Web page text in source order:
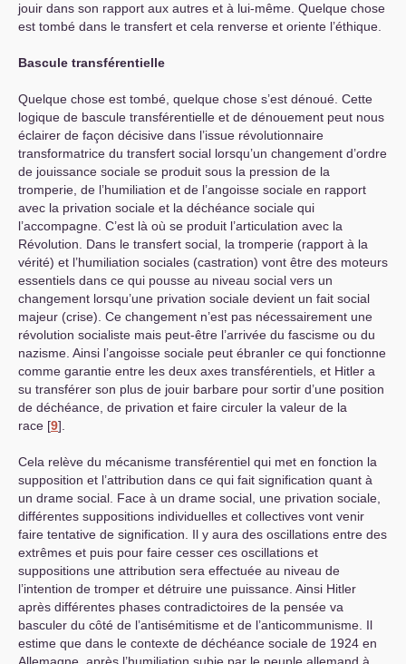
jouir dans son rapport aux autres et à lui-même. Quelque chose
est tombé dans le transfert et cela renverse et oriente l’éthique.
Bascule transférentielle
Quelque chose est tombé, quelque chose s’est dénoué. Cette
logique de bascule transférentielle et de dénouement peut nous
éclairer de façon décisive dans l’issue révolutionnaire
transformatrice du transfert social lorsqu’un changement d’ordre
de jouissance sociale se produit sous la pression de la
tromperie, de l’humiliation et de l’angoisse sociale en rapport
avec la privation sociale et la déchéance sociale qui
l’accompagne. C’est là où se produit l’articulation avec la
Révolution. Dans le transfert social, la tromperie (rapport à la
vérité) et l’humiliation sociales (castration) vont être des moteurs
essentiels dans ce qui pousse au niveau social vers un
changement lorsqu’une privation sociale devient un fait social
majeur (crise). Ce changement n’est pas nécessairement une
révolution socialiste mais peut-être l’arrivée du fascisme ou du
nazisme. Ainsi l’angoisse sociale peut ébranler ce qui fonctionne
comme garantie entre les deux axes transférentiels, et Hitler a
su transférer son plus de jouir barbare pour sortir d’une position
de déchéance, de privation et faire circuler la valeur de la
race [9]
Cela relève du mécanisme transférentiel qui met en fonction la
supposition et l’attribution dans ce qui fait signification quant à
un drame social. Face à un drame social, une privation sociale,
différentes suppositions individuelles et collectives vont venir
faire tentative de signification. Il y aura des oscillations entre des
extrêmes et puis pour faire cesser ces oscillations et
suppositions une attribution sera effectuée au niveau de
l’intention de tromper et détruire une puissance. Ainsi Hitler
après différentes phases contradictoires de la pensée va
basculer du côté de l’antisémitisme et de l’anticommunisme. Il
estime que dans le contexte de déchéance sociale de 1924 en